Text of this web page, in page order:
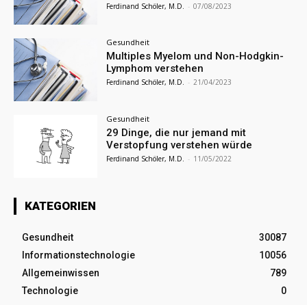
Ferdinand Schöler, M.D. - 07/08/2023
Gesundheit
Multiples Myelom und Non-Hodgkin-
Lymphom verstehen
Ferdinand Schöler, M.D. - 21/04/2023
Gesundheit
29 Dinge, die nur jemand mit
Verstopfung verstehen würde
Ferdinand Schöler, M.D. - 11/05/2022
KATEGORIEN
Gesundheit
30087
Informationstechnologie
10056
Allgemeinwissen
789
Technologie
0